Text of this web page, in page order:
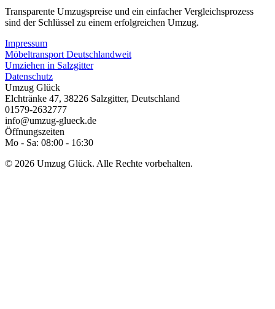
Transparente Umzugspreise und ein einfacher Vergleichsprozess
sind der Schlüssel zu einem erfolgreichen Umzug.
Impressum
Möbeltransport Deutschlandweit
Umziehen in Salzgitter
Datenschutz
Umzug Glück
Elchtränke 47, 38226 Salzgitter, Deutschland
01579-2632777
info@umzug-glueck.de
Öffnungszeiten
Mo - Sa: 08:00 - 16:30
© 2026 Umzug Glück. Alle Rechte vorbehalten.